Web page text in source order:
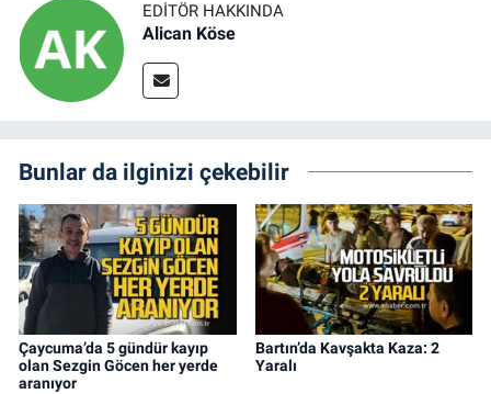
EDITÖR HAKKINDA
Alican Köse
Bunlar da ilginizi çekebilir
Çaycuma’da 5 gündür kayıp
olan Sezgin Göcen her yerde
aranıyor
Bartın’da Kavşakta Kaza: 2
Yaralı